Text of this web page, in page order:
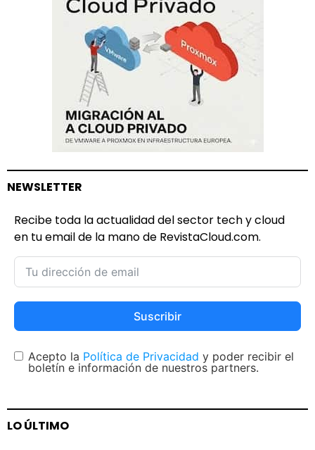
NEWSLETTER
Recibe toda la actualidad del sector tech y cloud
en tu email de la mano de RevistaCloud.com.
Suscribir
Acepto la Política de Privacidad y poder recibir el
boletín e información de nuestros partners.
LO ÚLTIMO